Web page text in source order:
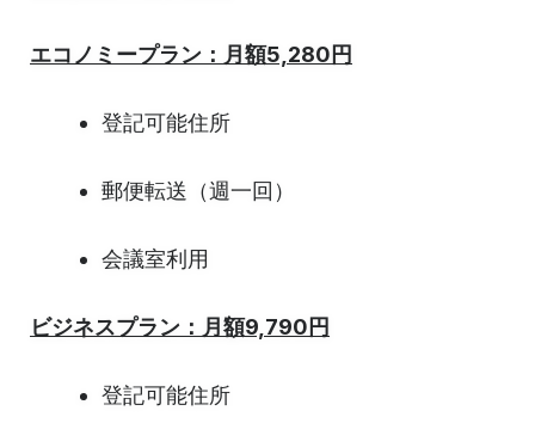
エコノミープラン：月額5,280円
登記可能住所
郵便転送（週一回）
会議室利用
ビジネスプラン：月額9,790円
登記可能住所